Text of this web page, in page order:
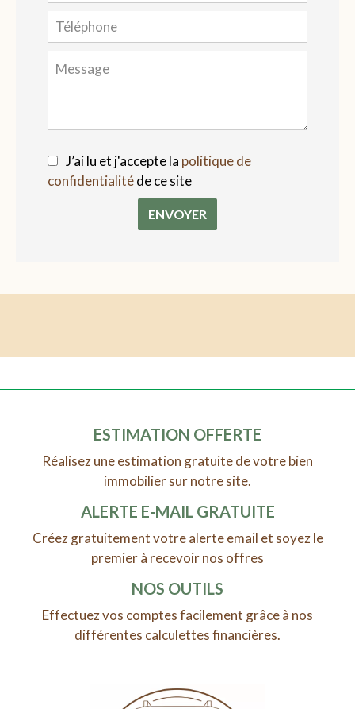
J’ai lu et j'accepte la politique de
confidentialitéde ce site
ENVOYER
ESTIMATION OFFERTE
Réalisez une estimation gratuite de votre bien
immobilier sur notre site.
ALERTE E-MAIL GRATUITE
Créez gratuitement votre alerte email et soyez le
premier à recevoir nos offres
NOS OUTILS
Effectuez vos comptes facilement grâce à nos
différentes calculettes financières.